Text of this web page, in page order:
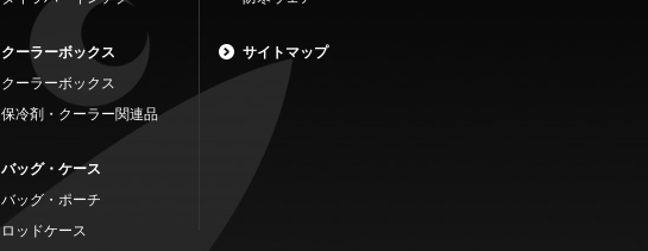
クーラーボックス
クーラーボックス
保冷剤・クーラー関連品
バッグ・ケース
バッグ・ポーチ
ロッドケース
サイトマップ